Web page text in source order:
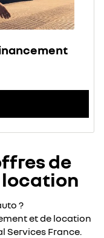
de
?
et de location
Services France.